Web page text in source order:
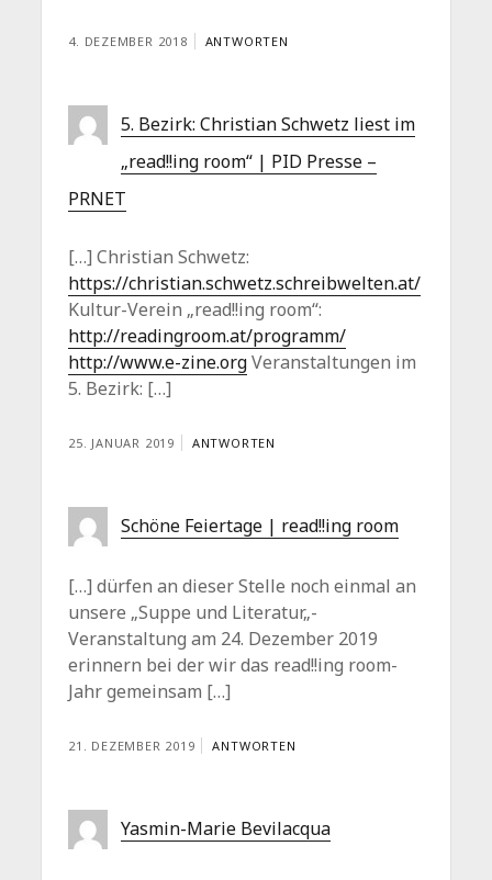
4. DEZEMBER 2018 ANTWORTEN
5. Bezirk: Christian Schwetz liest im
„read!!ing room“ | PID Presse –
PRNET
[…] Christian Schwetz:
https://christian.schwetz.schreibwelten.at/
Kultur-Verein „read!!ing room“:
http://readingroom.at/programm/
http://www.e-zine.orgVeranstaltungen im
5. Bezirk: […]
25. JANUAR 2019 ANTWORTEN
Schöne Feiertage | read!!ing room
[…] dürfen an dieser Stelle noch einmal an
unsere „Suppe und Literatur„-
Veranstaltung am 24. Dezember 2019
erinnern bei der wir das read!!ing room-
Jahr gemeinsam […]
21. DEZEMBER 2019 ANTWORTEN
Yasmin-Marie Bevilacqua